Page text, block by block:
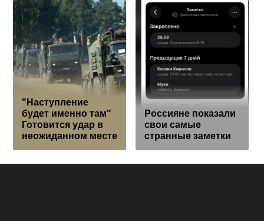
"Наступление
будет именно там"
Готовится удар в
неожиданном месте
Россияне показали
свои самые
странные заметки